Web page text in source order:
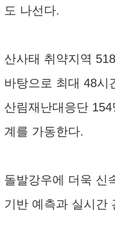
도 나선다.
산사태 취약지역
바탕으로 최대 48시
산림재난대응단
계를 가동한다.
돌발강우에 더욱 신
기반 예측과 실시간